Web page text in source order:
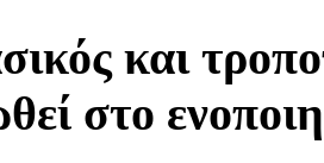
και
στο